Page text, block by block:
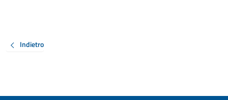
Indietro